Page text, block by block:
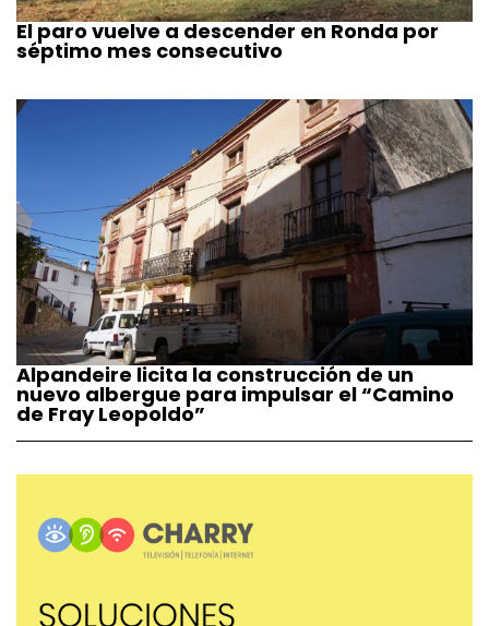
El paro vuelve a descender en Ronda por
séptimo mes consecutivo
Alpandeire licita la construcción de un
nuevo albergue para impulsar el “Camino
de Fray Leopoldo”